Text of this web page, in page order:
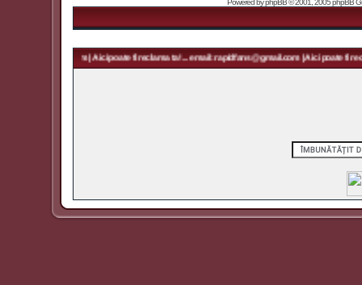
Powered byphpBB© 2001, 2005 phpBB
| Aici poate fi reclama ta! ... email: rapidfans@gmail.com | Aici poate fi